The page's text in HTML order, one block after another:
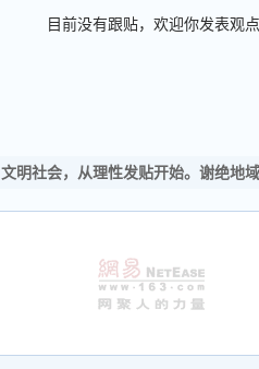
目前没有跟贴，欢迎你发表观点
文明社会，从理性发贴开始。谢绝地